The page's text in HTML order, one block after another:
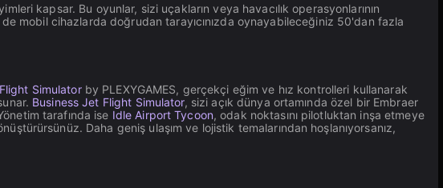
kapsar. Bu oyunlar, sizi uçakların veya havacılık operasyonlarının
mobil cihazlarda doğrudan tarayıcınızda oynayabileceğiniz 50'dan fazla
Flight Simulatorby PLEXYGAMES, gerçekçi eğim ve hız kontrolleri kullanarak
Business Jet Flight Simulator, sizi açık dünya ortamında özel bir Embraer
tarafında ise Idle Airport Tycoon, odak noktasını pilotluktan inşa etmeye
Daha geniş ulaşım ve lojistik temalarından hoşlanıyorsanız,